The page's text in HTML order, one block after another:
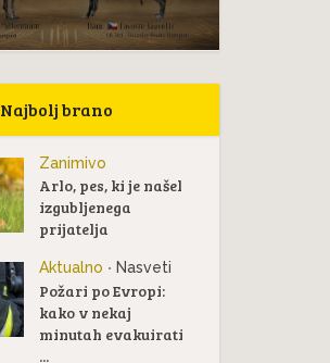
Najbolj brano
Zanimivo
Arlo, pes, ki je našel
izgubljenega
prijatelja
Aktualno • Nasveti
Požari po Evropi:
kako v nekaj
minutah evakuirati
...